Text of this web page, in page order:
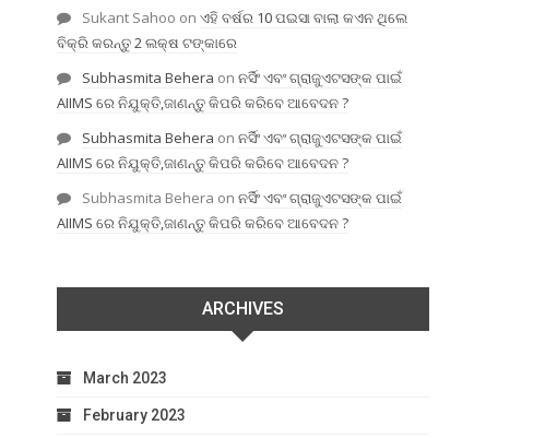
Sukant Sahoo on ଏହି ବର୍ଷର 10 ପଇସା ବାଲା କଏନ ଥିଲେ
ବିକ୍ରି କରନ୍ତୁ 2 ଲକ୍ଷ ଟଙ୍କାରେ
Subhasmita Behera on ନର୍ସିଂ ଏବଂ ଗ୍ରାଜୁଏଟସଙ୍କ ପାଇଁ
AIIMS ରେ ନିଯୁକ୍ତି,ଜାଣନ୍ତୁ କିପରି କରିବେ ଆବେଦନ ?
Subhasmita Behera on ନର୍ସିଂ ଏବଂ ଗ୍ରାଜୁଏଟସଙ୍କ ପାଇଁ
AIIMS ରେ ନିଯୁକ୍ତି,ଜାଣନ୍ତୁ କିପରି କରିବେ ଆବେଦନ ?
Subhasmita Behera on ନର୍ସିଂ ଏବଂ ଗ୍ରାଜୁଏଟସଙ୍କ ପାଇଁ
AIIMS ରେ ନିଯୁକ୍ତି,ଜାଣନ୍ତୁ କିପରି କରିବେ ଆବେଦନ ?
ARCHIVES
March 2023
February 2023